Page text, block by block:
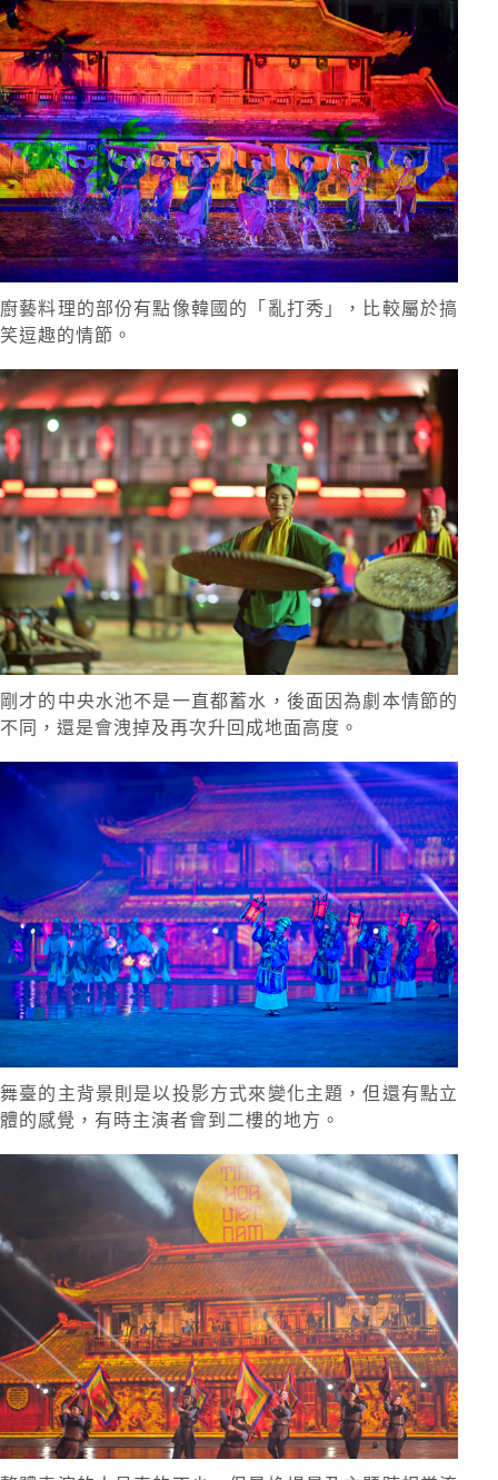
廚藝料理的部份有點像韓國的「亂打秀」，比較屬於搞
笑逗趣的情節。
剛才的中央水池不是一直都蓄水，後面因為劇本情節的
不同，還是會洩掉及再次升回成地面高度。
舞臺的主背景則是以投影方式來變化主題，但還有點立
體的感覺，有時主演者會到二樓的地方。